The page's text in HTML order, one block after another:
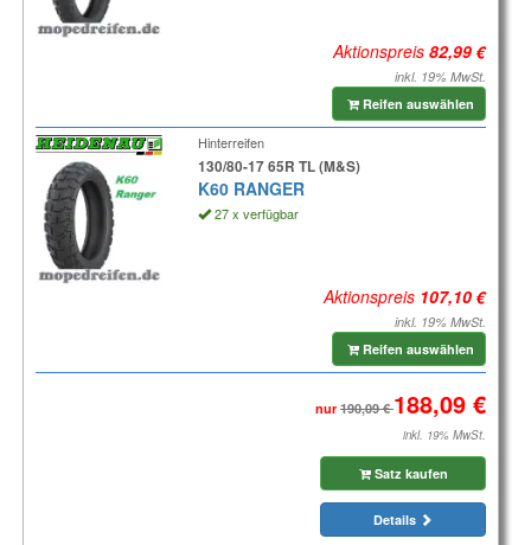
Aktionspreis
inkl. 19% MwSt.
Reifen auswählen
Hinterreifen
130/80-17 65R TL (M&S)
K60 RANGER
27 x verfügbar
Aktionspreis
inkl. 19% MwSt.
Reifen auswählen
nur
inkl. 19% MwSt.
Satz kaufen
Details